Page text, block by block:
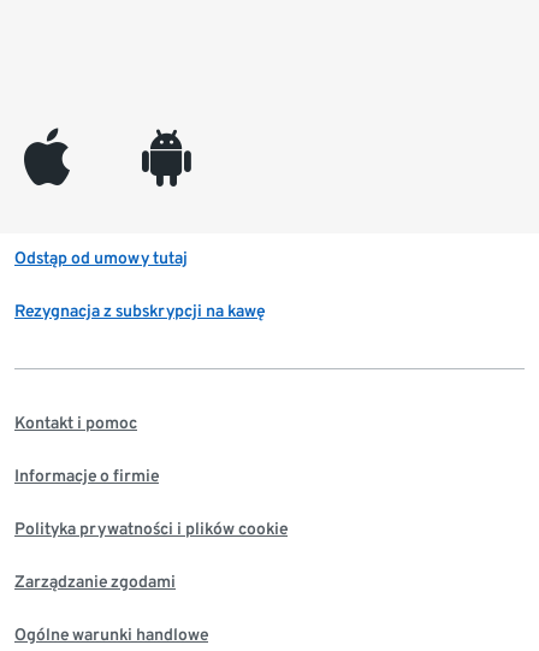
appleinc android
Odstąp od umowy tutaj
Rezygnacja z subskrypcji na kawę
Kontakt i pomoc
Informacje o firmie
Polityka prywatności i plików cookie
Zarządzanie zgodami
Ogólne warunki handlowe